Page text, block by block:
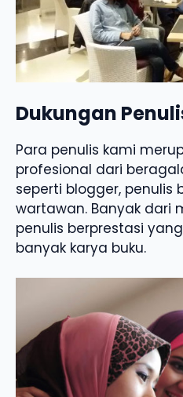
Dukungan
Para penulis kami
profesional dari
seperti blogger, penulis
wartawan. Banyak dari
penulis berprestasi
banyak karya buku.